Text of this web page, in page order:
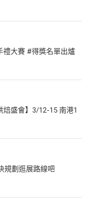
禮大賽 #得獎名單出爐
盛會】3/12-15 南港1
規劃逛展路線吧